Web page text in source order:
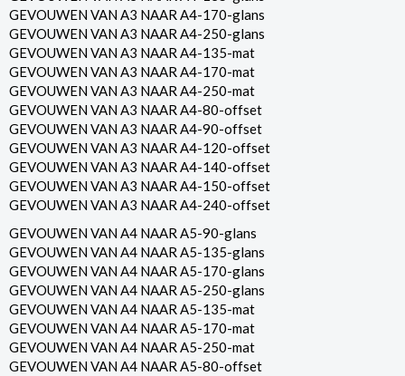
GEVOUWEN VAN A3 NAAR A4-170-glans
GEVOUWEN VAN A3 NAAR A4-250-glans
GEVOUWEN VAN A3 NAAR A4-135-mat
GEVOUWEN VAN A3 NAAR A4-170-mat
GEVOUWEN VAN A3 NAAR A4-250-mat
GEVOUWEN VAN A3 NAAR A4-80-offset
GEVOUWEN VAN A3 NAAR A4-90-offset
GEVOUWEN VAN A3 NAAR A4-120-offset
GEVOUWEN VAN A3 NAAR A4-140-offset
GEVOUWEN VAN A3 NAAR A4-150-offset
GEVOUWEN VAN A3 NAAR A4-240-offset
GEVOUWEN VAN A4 NAAR A5-90-glans
GEVOUWEN VAN A4 NAAR A5-135-glans
GEVOUWEN VAN A4 NAAR A5-170-glans
GEVOUWEN VAN A4 NAAR A5-250-glans
GEVOUWEN VAN A4 NAAR A5-135-mat
GEVOUWEN VAN A4 NAAR A5-170-mat
GEVOUWEN VAN A4 NAAR A5-250-mat
GEVOUWEN VAN A4 NAAR A5-80-offset